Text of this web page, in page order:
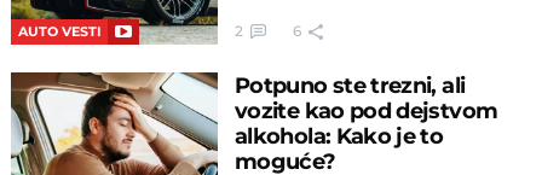
AUTO VESTI 2 6
Potpuno ste trezni, ali
vozite kao pod dejstvom
alkohola: Kako je to
moguće?